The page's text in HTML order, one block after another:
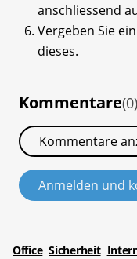
anschliessend
Vergeben Sie
dieses.
Kommentare(0)
Kommentare
Anmelden und
Office Sicherheit